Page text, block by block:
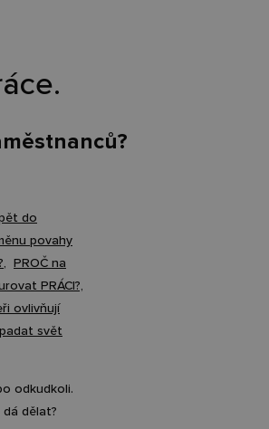
do
povahy
, PROČ na
PRÁCI?,
ovlivňují
svět
odkudkoli.
dělat?